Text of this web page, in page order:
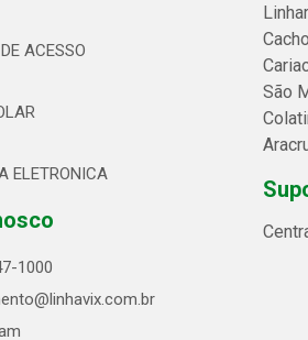
ACESSO
ELETRONICA
1000
São